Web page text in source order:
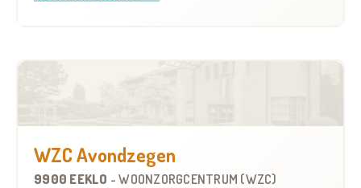
WZC Avondzegen
9900 EEKLO -WOONZORGCENTRUM (WZC)